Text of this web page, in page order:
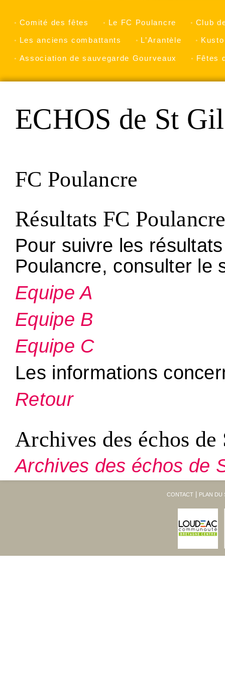
Comité des fêtes Le FC Poulancre Club
Les anciens combattants L’Arantèle
Association de sauvegarde Gourveaux Fêtes
ECHOS de St
FC Poulancre
Résultats FC
Pour suivre les
Poulancre, consulter le
Equipe A
Equipe B
Equipe C
Les informations
Retour
Archives des échos
Archives des échos de
CONTACT PLAN DU